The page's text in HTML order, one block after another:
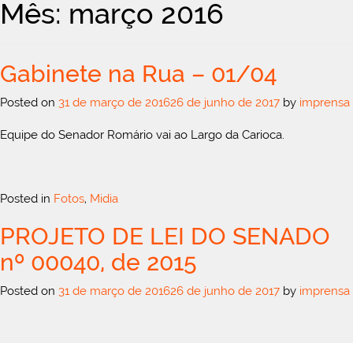
Mês: março 2016
Gabinete na Rua – 01/04
Posted on 31 de março de 201626 de junho de 2017 by imprensa
Equipe do Senador Romário vai ao Largo da Carioca.
Posted in Fotos, Midia
PROJETO DE LEI DO SENADO
nº 00040, de 2015
Posted on 31 de março de 201626 de junho de 2017 by imprensa